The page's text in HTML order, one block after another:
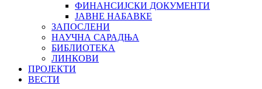
ФИНАНСИЈСКИ ДОКУМЕНТИ
ЈАВНЕ НАБАВКЕ
ЗАПОСЛЕНИ
НАУЧНА САРАДЊА
БИБЛИОТЕKА
ЛИНКОВИ
ПРОЈЕКТИ
ВЕСТИ